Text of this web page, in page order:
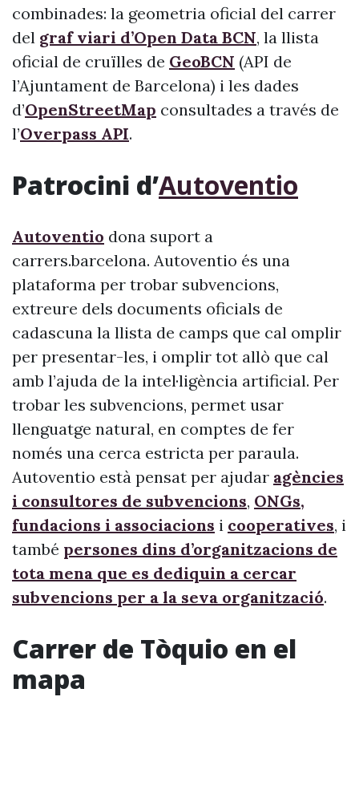
combinades: la geometria oficial del carrer
del graf viari d’Open Data BCN, la llista
oficial de cruïlles de GeoBCN (API de
l’Ajuntament de Barcelona) i les dades
d’OpenStreetMap consultades a través de
l’Overpass API.
Patrocini d’Autoventio
Autoventio dona suport a
carrers.barcelona. Autoventio és una
plataforma per trobar subvencions,
extreure dels documents oficials de
cadascuna la llista de camps que cal omplir
per presentar-les, i omplir tot allò que cal
amb l’ajuda de la intel·ligència artificial. Per
trobar les subvencions, permet usar
llenguatge natural, en comptes de fer
només una cerca estricta per paraula.
Autoventio està pensat per ajudar agències
i consultores de subvencions, ONGs,
fundacions i associacions i cooperatives, i
també persones dins d’organitzacions de
tota mena que es dediquin a cercar
subvencions per a la seva organització.
Carrer de Tòquio en el
mapa